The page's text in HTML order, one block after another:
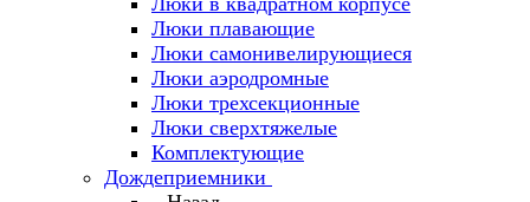
Люки плавающие
Люки самонивелирующиеся
Люки аэродромные
Люки трехсекционные
Люки сверхтяжелые
Комплектующие
Дождеприемники